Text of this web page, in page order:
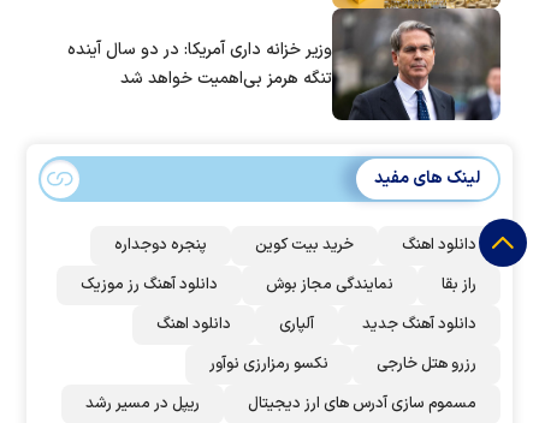
وزیر خزانه داری آمریکا: در دو سال آینده
تنگه هرمز بی‌اهمیت خواهد شد
لینک های مفید
دانلود اهنگ خرید بیت کوین
پنجره دوجداره
راز بقا
نمایندگی مجاز بوش
دانلود آهنگ رز‌ موزیک
دانلود آهنگ جدید
آلپاری
دانلود اهنگ
رزرو هتل خارجی
نکسو رمزارزی نوآور
مسموم سازی آدرس های ارز دیجیتال
ریپل در مسیر رشد